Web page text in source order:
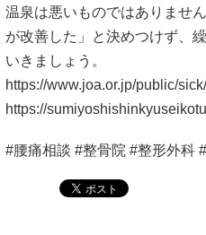
温泉は悪いものではありませ
が改善した」と決めつけず、
いきましょう。
https://www.joa.or.jp/public/
https://
#腰痛相談 #整骨院 #整形外科